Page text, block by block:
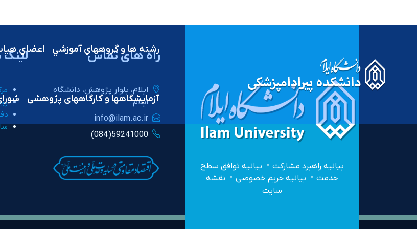
رشته ها و گروههاي آموزشي اعضاي
آزمایشگاهها و کارگاههای پژوهشی
بیانیه راهبرد مشارکت
بیانیه توافق سطح
خدمت
بیانیه حریم خصوصی
نقشه
سایت
راه های تماس
ايلام، بلوار پژوهش، دانشگاه
ايلام
info@ilam.ac.ir
59241000(084)
لینک